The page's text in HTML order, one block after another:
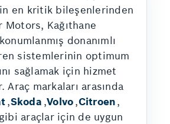
en kritik bileşenlerinden
Kağıthane
donanımlı
sistemlerinin optimum
sağlamak için hizmet
Araç markaları arasında
,Skoda ,Volvo,Citroen,
gibi araçlar için de uygun